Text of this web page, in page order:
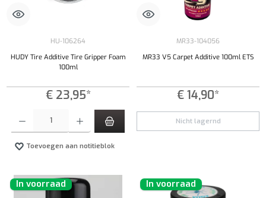
HU-106264
HUDY Tire Additive Tire Gripper Foam
100ml
€ 23,95*
Producthoeveelheid: Voer de gewenste hoeveelheid in of gebruik de knoppen om de
Toevoegen aan notitieblok
MR33-104056
MR33 V5 Carpet Additive 100ml ETS
€ 14,90*
Nicht lagernd
In voorraad In voorraad